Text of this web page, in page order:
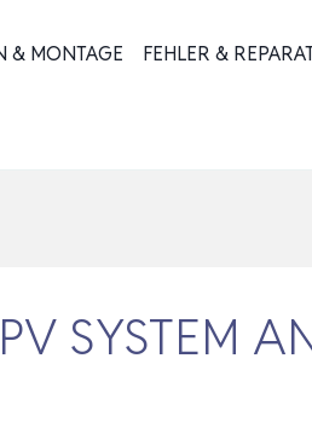
& MONTAGE FEHLER &
SYSTEM